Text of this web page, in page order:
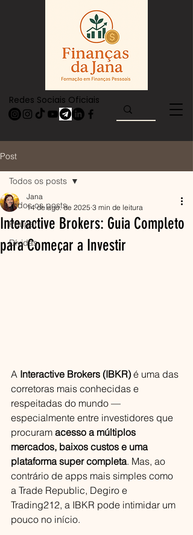
Redes Sociais Oficiais
Post
Todos os posts
Poupar
Dívidas
Todos os posts
Interactive Brokers: Guia Completo
para Começar a Investir
Jana
14 de ago. de 2025 3 min de leitura
A Interactive Brokers (IBKR) é uma das
corretoras mais conhecidas e
respeitadas do mundo —
especialmente entre investidores que
procuram acesso a múltiplos
mercados, baixos custos e uma
plataforma super completa. Mas, ao
contrário de apps mais simples como
a Trade Republic, Degiro e
Trading212, a IBKR pode intimidar um
pouco no início.